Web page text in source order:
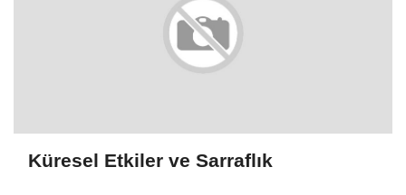
Küresel Etkiler ve Sarraflık